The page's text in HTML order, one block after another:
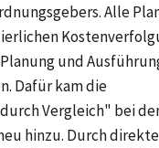
Alle
und
Dafür kam die
Vergleich" bei
hinzu. Durch direkte